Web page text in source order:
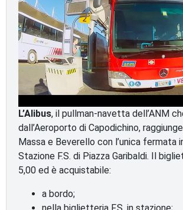
L’Alibus, il pullman-navetta dell’ANM
dall’Aeroporto di Capodichino,
Massa e Beverello con l’unica fermata
Stazione F.S. di Piazza Garibaldi. Il
5,00 ed è acquistabile:
a bordo;